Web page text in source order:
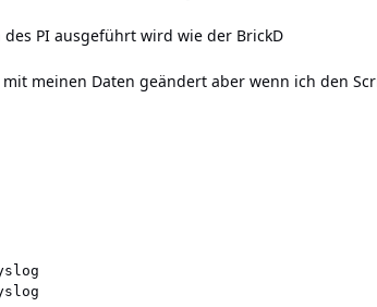
PI ausgeführt wird wie der BrickD
meinen Daten geändert aber wenn ich den